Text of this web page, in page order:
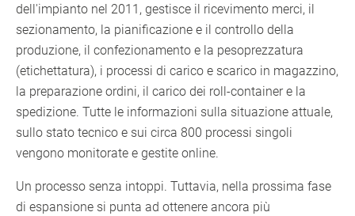
dell'impianto nel 2011, gestisce il ricevimento merci, il
sezionamento, la pianificazione e il controllo della
produzione, il confezionamento e la pesoprezzatura
(etichettatura), i processi di carico e scarico in magazzino,
la preparazione ordini, il carico dei roll-container e la
spedizione. Tutte le informazioni sulla situazione attuale,
sullo stato tecnico e sui circa 800 processi singoli
vengono monitorate e gestite online.
Un processo senza intoppi. Tuttavia, nella prossima fase
di espansione si punta ad ottenere ancora più